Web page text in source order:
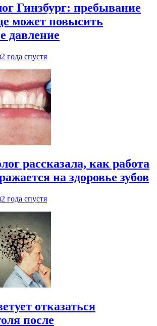
Гинзбург: пребывание
может повысить
давление
2 года спустя
рассказала, как работа
на здоровье зубов
2 года спустя
отказаться
после